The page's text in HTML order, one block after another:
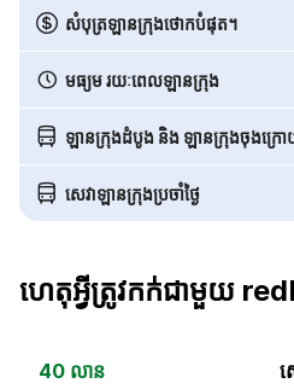
សំបុត្រឡានក្រុងថោកបំផុត។
មធ្យម រយៈពេលឡានក្រុង
ឡានក្រុងដំបូង និង ឡានក្រុងចុងក្រ
សេវាឡានក្រុងប្រចាំថ្ងៃ
ហេតុអ្វីត្រូវកក់ជាមួយ
40 លាន ស